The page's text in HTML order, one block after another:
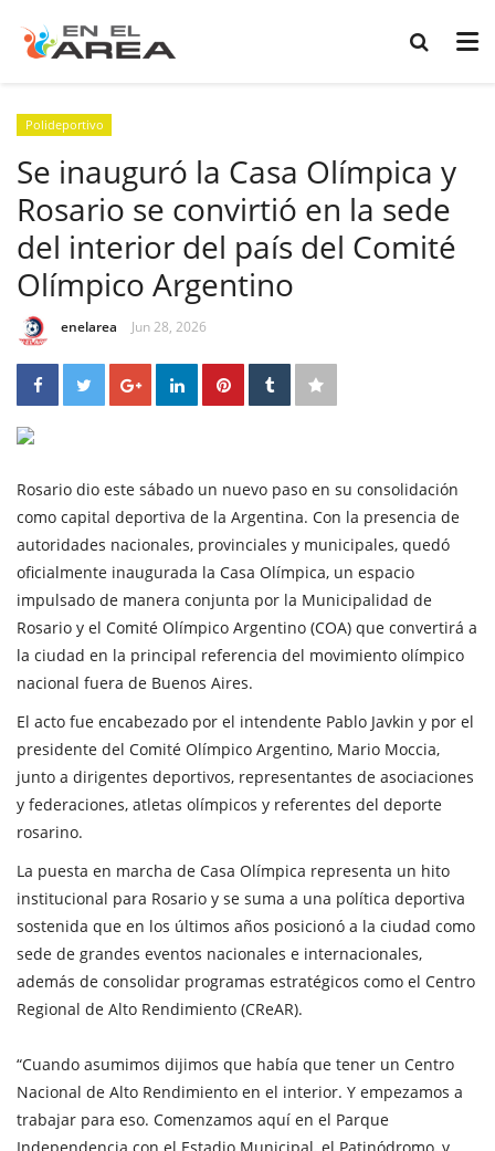
Polideportivo
Se inauguró la Casa Olímpica y
Rosario se convirtió en la sede
del interior del país del Comité
Olímpico Argentino
enelarea Jun 28, 2026
Rosario dio este sábado un nuevo paso en su consolidación
como capital deportiva de la Argentina. Con la presencia de
autoridades nacionales, provinciales y municipales, quedó
oficialmente inaugurada la Casa Olímpica, un espacio
impulsado de manera conjunta por la Municipalidad de
Rosario y el Comité Olímpico Argentino (COA) que convertirá a
la ciudad en la principal referencia del movimiento olímpico
nacional fuera de Buenos Aires.
El acto fue encabezado por el intendente Pablo Javkin y por el
presidente del Comité Olímpico Argentino, Mario Moccia,
junto a dirigentes deportivos, representantes de asociaciones
y federaciones, atletas olímpicos y referentes del deporte
rosarino.
La puesta en marcha de Casa Olímpica representa un hito
institucional para Rosario y se suma a una política deportiva
sostenida que en los últimos años posicionó a la ciudad como
sede de grandes eventos nacionales e internacionales,
además de consolidar programas estratégicos como el Centro
Regional de Alto Rendimiento (CReAR).
“Cuando asumimos dijimos que había que tener un Centro
Nacional de Alto Rendimiento en el interior. Y empezamos a
trabajar para eso. Comenzamos aquí en el Parque